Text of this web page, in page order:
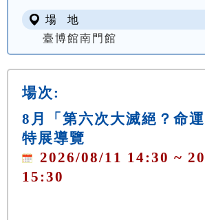
場 地
臺博館南門館
場次:
8月「第六次大滅絕？命運
特展導覽
2026/08/11 14:30 ~
15:30